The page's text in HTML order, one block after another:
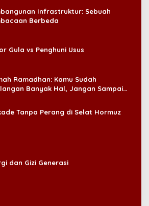
Infrastruktur: Sebuah
Berbeda
Gula vs Penghuni Usus
Ramadhan: Kamu Sudah
Banyak Hal, Jangan Sampai
Tanpa Perang di Selat Hormuz
dan Gizi Generasi